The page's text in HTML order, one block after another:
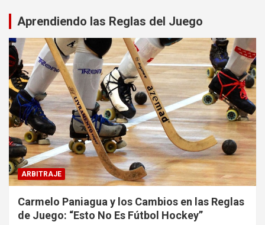
Aprendiendo las Reglas del Juego
ARBITRAJE
Carmelo Paniagua y los Cambios en las Reglas
de Juego: “Esto No Es Fútbol Hockey”